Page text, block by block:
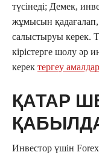
түсінеді; Демек,
жұмысын
салыстыруы керек.
кірістерге шолу әр
керек тергеу
ҚАТАР
Инвестор үшін